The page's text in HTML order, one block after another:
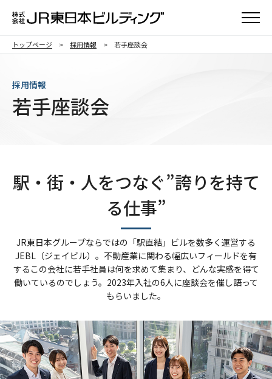
メニュ
トップページ 採用情報 若手座談会
採用情報
若手座談会
駅・街・人をつなぐ”誇りを持て
る仕事”
JR東日本グループならではの「駅直結」ビルを数多く運営する
JEBL（ジェイビル）。不動産業に関わる幅広いフィールドを有
するこの会社に若手社員は何を求めて集まり、どんな実感を得て
働いているのでしょう。2023年入社の6人に座談会を催し語って
もらいました。